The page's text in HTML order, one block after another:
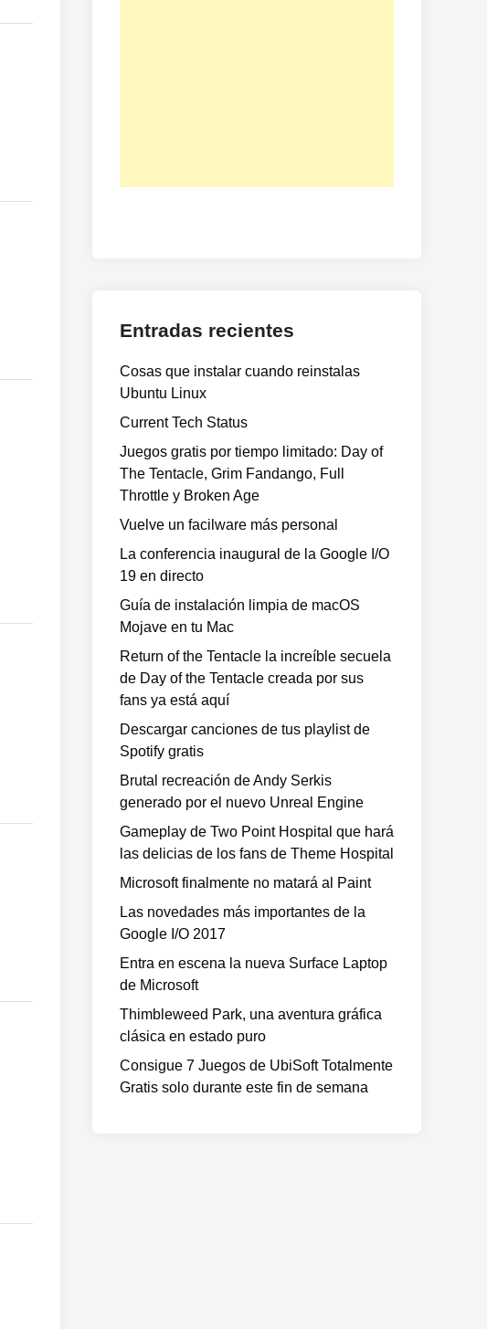
Entradas recientes
Cosas que instalar cuando reinstalas
Ubuntu Linux
Current Tech Status
Juegos gratis por tiempo limitado: Day of
The Tentacle, Grim Fandango, Full
Throttle y Broken Age
Vuelve un facilware más personal
La conferencia inaugural de la Google I/O
19 en directo
Guía de instalación limpia de macOS
Mojave en tu Mac
Return of the Tentacle la increíble secuela
de Day of the Tentacle creada por sus
fans ya está aquí
Descargar canciones de tus playlist de
Spotify gratis
Brutal recreación de Andy Serkis
generado por el nuevo Unreal Engine
Gameplay de Two Point Hospital que hará
las delicias de los fans de Theme Hospital
Microsoft finalmente no matará al Paint
Las novedades más importantes de la
Google I/O 2017
Entra en escena la nueva Surface Laptop
de Microsoft
Thimbleweed Park, una aventura gráfica
clásica en estado puro
Consigue 7 Juegos de UbiSoft Totalmente
Gratis solo durante este fin de semana